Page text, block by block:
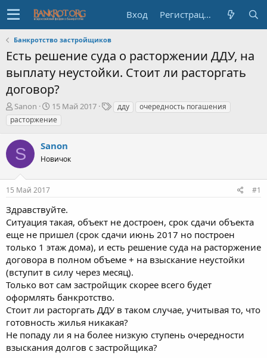
Вход Регистрация
Банкротство застройщиков
Есть решение суда о расторжении ДДУ, на
выплату неустойки. Стоит ли расторгать
договор?
А
в
т
о
р
т
е
м
ы
Sanon
Д
а
т
н
а
а
15 Май 2017
Тдду
очередность погашения
расторжение
S Sanon
Новичок
15 Май 2017 #1
Здравствуйте.
Ситуация такая, объект не достроен, срок сдачи объекта
еще не пришел (срок сдачи июнь 2017 но построен
только 1 этаж дома), и есть решение суда на расторжение
договора в полном объеме + на взыскание неустойки
(вступит в силу через месяц).
Только вот сам застройщик скорее всего будет
оформлять банкротство.
Стоит ли расторгать ДДУ в таком случае, учитывая то, что
готовность жилья никакая?
Не попаду ли я на более низкую ступень очередности
взыскания долгов с застройщика?